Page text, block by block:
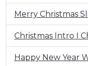
Merry Christmas
Christmas Intro I
Happy New Year